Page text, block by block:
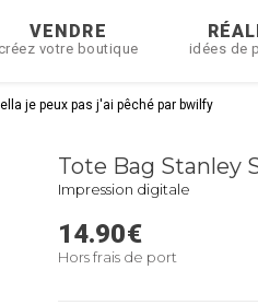
VENDRE
créez votre boutique idées de
je peux pas j'ai pêché par bwilfy
Tote Bag Stanley
Impression digitale
14.90€
Hors frais de port